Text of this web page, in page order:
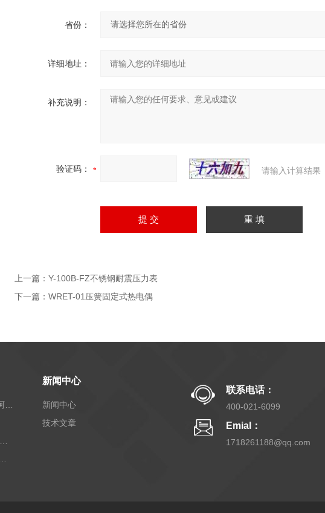
省份：
详细地址：
补充说明：
验证码： 请输入计算结果
上一篇： Y-100B-FZ不锈钢耐震压力表
下一篇： WRET-01压簧固定式热电偶
新闻中心
新闻中心
技术文章
联系电话：
400-021-6099
Emial：
1718261188@qq.com